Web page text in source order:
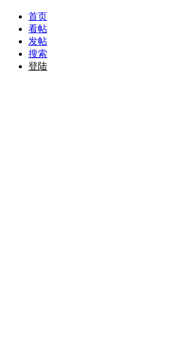
首页
看帖
发帖
搜索
登陆